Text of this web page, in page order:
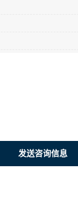
发送咨询信息